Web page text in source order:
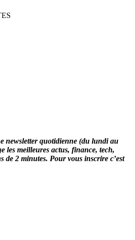
newsletter quotidienne (du lundi au
les meilleures actus, finance, tech,
de 2 minutes. Pour vous inscrire c’est